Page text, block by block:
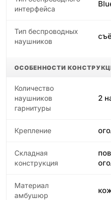
интерфейса
Тип беспроводных
наушников
ОСОБЕННОСТИ
Количество
наушников
гарнитуры
2
Крепление
Складная
конструкция
Материал
амбушюр